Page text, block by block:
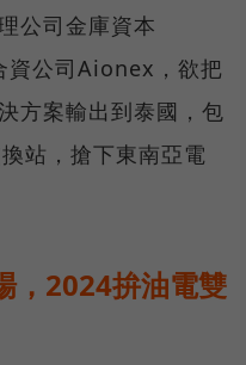
公司金庫資本
資公司Aionex，欲把
方案輸出到泰國，包
站，搶下東南亞電
，2024拚油電雙